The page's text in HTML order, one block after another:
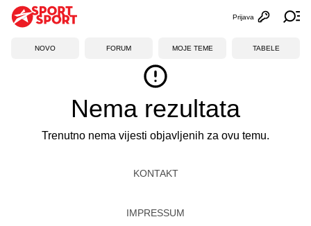
Otvori
Prijava
NOVO FORUM MOJE TEME TABELE
Nema rezultata
Trenutno nema vijesti objavljenih za ovu temu.
KONTAKT
IMPRESSUM